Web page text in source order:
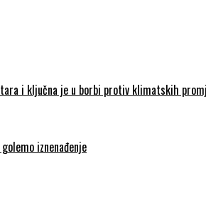
i ključna je u borbi protiv klimatskih
iznenađenje